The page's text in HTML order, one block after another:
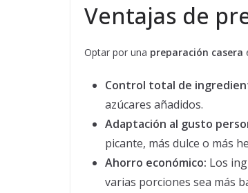
Ventajas de
Optar por una preparación casera
Control total de
azúcares añadidos.
Adaptación al gusto
picante, más dulce o más
Ahorro económico: Los
varias porciones sea más